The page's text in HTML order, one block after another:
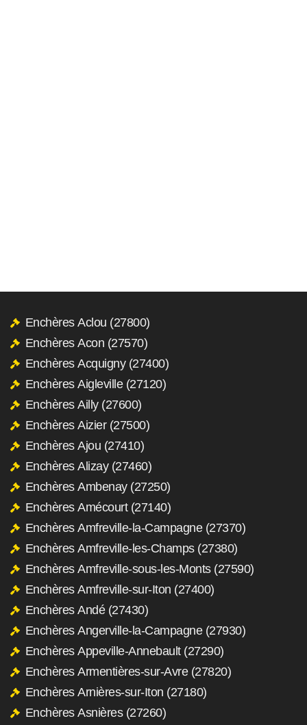
Enchères Aclou (27800)
Enchères Acon (27570)
Enchères Acquigny (27400)
Enchères Aigleville (27120)
Enchères Ailly (27600)
Enchères Aizier (27500)
Enchères Ajou (27410)
Enchères Alizay (27460)
Enchères Ambenay (27250)
Enchères Amécourt (27140)
Enchères Amfreville-la-Campagne (27370)
Enchères Amfreville-les-Champs (27380)
Enchères Amfreville-sous-les-Monts (27590)
Enchères Amfreville-sur-Iton (27400)
Enchères Andé (27430)
Enchères Angerville-la-Campagne (27930)
Enchères Appeville-Annebault (27290)
Enchères Armentières-sur-Avre (27820)
Enchères Arnières-sur-Iton (27180)
Enchères Asnières (27260)